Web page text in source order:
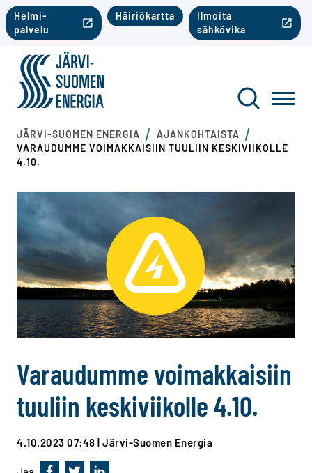
Siirry sisältöön
Toinen valikko mobiili
Helmi-
palvelu
Häiriökartta
Ilmoita
sähkövika
Järvi-Suomen Energia
Toinen
Haku
JÄRVI-SUOMEN ENERGIA
AJANKOHTAISTA
VARAUDUMME VOIMAKKAISIIN TUULIIN KESKIVIIKOLLE
4.10.
Varaudumme voimakkaisiin
tuuliin keskiviikolle 4.10.
4.10.2023 07:48 | Järvi-Suomen Energia